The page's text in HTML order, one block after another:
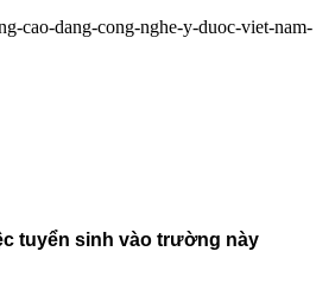
cao-dang-cong-nghe-y-duoc-viet-nam-
tuyển sinh vào trường này